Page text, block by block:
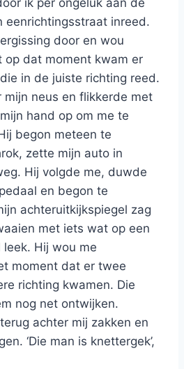
ik per ongeluk aan de
eenrichtingsstraat inreed.
door en wou
op dat moment kwam er
in de juiste richting reed.
mijn neus en flikkerde met
hand op om me te
begon meteen te
zette mijn auto in
Hij volgde me, duwde
en begon te
achteruitkijkspiegel zag
met iets wat op een
Hij wou me
moment dat er twee
richting kwamen. Die
nog net ontwijken.
achter mij zakken en
‘Die man is knettergek’,